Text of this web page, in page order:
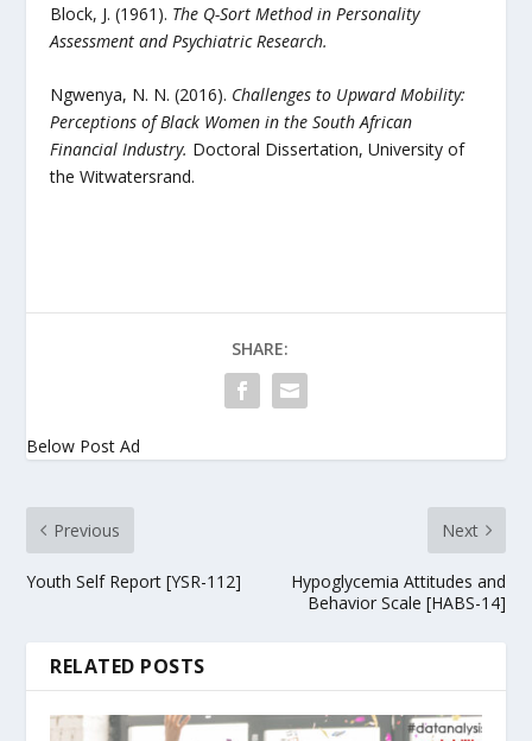
Block, J. (1961). The Q-Sort Method in Personality
Assessment and Psychiatric Research.
Ngwenya, N. N. (2016). Challenges to Upward Mobility:
Perceptions of Black Women in the South African
Financial Industry. Doctoral Dissertation, University of
the Witwatersrand.
SHARE:
Below Post Ad
Previous
Youth Self Report [YSR-112]
Next
Hypoglycemia Attitudes and
Behavior Scale [HABS-14]
RELATED POSTS